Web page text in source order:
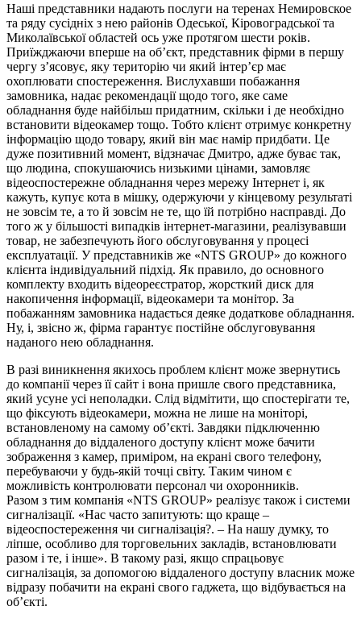
Наші представники надають послуги на теренах Немировское
та ряду сусідніх з нею районів Одеської, Кіровоградської та
Миколаївської областей ось уже протягом шести років.
Приїжджаючи вперше на об’єкт, представник фірми в першу
чергу з’ясовує, яку територію чи який інтер’єр має
охоплювати спостереження. Вислухавши побажання
замовника, надає рекомендації щодо того, яке саме
обладнання буде найбільш придатним, скільки і де необхідно
встановити відеокамер тощо. Тобто клієнт отримує конкретну
інформацію щодо товару, який він має намір придбати. Це
дуже позитивний момент, відзначає Дмитро, адже буває так,
що людина, спокушаючись низькими цінами, замовляє
відеоспостережне обладнання через мережу Інтернет і, як
кажуть, купує кота в мішку, одержуючи у кінцевому результаті
не зовсім те, а то й зовсім не те, що їй потрібно насправді. До
того ж у більшості випадків інтернет-магазини, реалізувавши
товар, не забезпечують його обслуговування у процесі
експлуатації. У представників же «NTS GROUP» до кожного
клієнта індивідуальний підхід. Як правило, до основного
комплекту входить відеореєстратор, жорсткий диск для
накопичення інформації, відеокамери та монітор. За
побажанням замовника надається деяке додаткове обладнання.
Ну, і, звісно ж, фірма гарантує постійне обслуговування
наданого нею обладнання.
В разі виникнення якихось проблем клієнт може звернутись
до компанії через її сайт і вона пришле свого представника,
який усуне усі неполадки. Слід відмітити, що спостерігати те,
що фіксують відеокамери, можна не лише на моніторі,
встановленому на самому об’єкті. Завдяки підключенню
обладнання до віддаленого доступу клієнт може бачити
зображення з камер, приміром, на екрані свого телефону,
перебуваючи у будь-якій точці світу. Таким чином є
можливість контролювати персонал чи охоронників.
Разом з тим компанія «NTS GROUP» реалізує також і системи
сигналізації. «Нас часто запитують: що краще –
відеоспостереження чи сигналізація?. – На нашу думку, то
ліпше, особливо для торговельних закладів, встановлювати
разом і те, і інше». В такому разі, якщо спрацьовує
сигналізація, за допомогою віддаленого доступу власник може
відразу побачити на екрані свого гаджета, що відбувається на
об’єкті.